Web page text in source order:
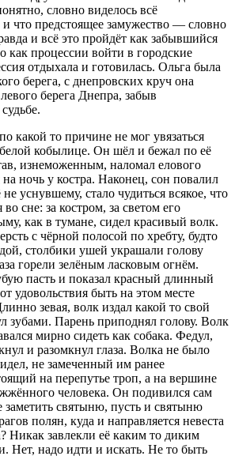
словно виделось всё
и что предстоящее замужество — словно
и всё это пройдёт как забывшийся
как процессии войти в городские
отдыхала и готовилась. Ольга была
берега, с днепровских круч она
берега Днепра, забыв
какой то причине не мог увязаться
кобылице. Он шёл и бежал по её
изнеможенным, наломал елового
ночь у костра. Наконец, сон повалил
уснувшему, стало чудиться всякое, что
сне: за костром, за светом его
как в тумане, сидел красивый волк.
с чёрной полосой по хребту, будто
столбики ушей украшали голову
горели зелёным ласковым огнём.
пасть и показал красный длинный
удовольствия быть на этом месте
зевая, волк издал какой то свой
зубами. Парень приподнял голову. Волк
мирно сидеть как собака. Федул,
и разомкнул глаза. Волка не было
не замеченный им ранее
на перепутье троп, а на вершине
человека. Он подивился сам
святыню, пусть и святыню
полян, куда и направляется невеста
Никак завлекли её каким то диким
Нет, надо идти и искать. Не то быть